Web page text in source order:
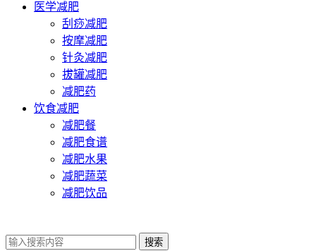
医学减肥
刮痧减肥
按摩减肥
针灸减肥
拔罐减肥
减肥药
饮食减肥
减肥餐
减肥食谱
减肥水果
减肥蔬菜
减肥饮品
搜索